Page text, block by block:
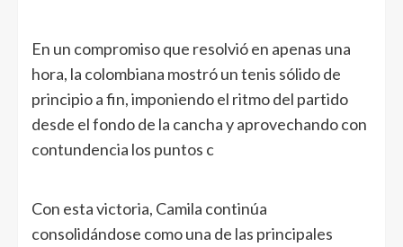
En un compromiso que resolvió en apenas una
hora, la colombiana mostró un tenis sólido de
principio a fin, imponiendo el ritmo del partido
desde el fondo de la cancha y aprovechando con
contundencia los puntos c
Con esta victoria, Camila continúa
consolidándose como una de las principales